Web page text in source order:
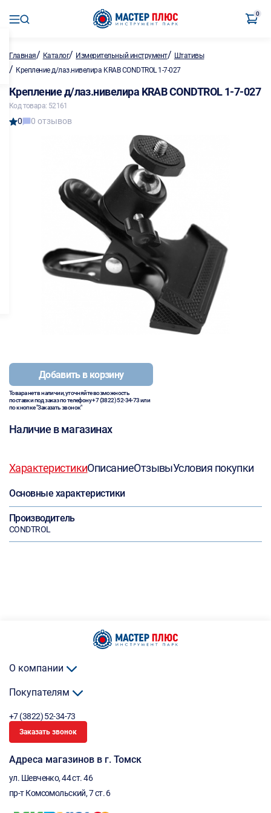
0
Главная/ Каталог/ Измерительный инструмент/ Штативы
/ Крепление д/лаз.нивелира KRAB CONDTROL 1-7-027
Крепление д/лаз.нивелира KRAB CONDTROL 1-7-027
Код товара: 52161
0 0 отзывов
Добавить в корзину
Товара нет в наличии, уточняйте возможность
поставки под заказ по телефону+7 (3822) 52-34-73или
по кнопке "Заказать звонок"
Наличие в магазинах
ХарактеристикиОписаниеОтзывыУсловия покупки
Основные характеристики
Производитель
CONDTROL
О компании
Покупателям
+7 (3822) 52-34-73
Заказать звонок
Адреса магазинов в г. Томск
ул. Шевченко, 44 ст. 46
пр-т Комсомольский, 7 ст. 6